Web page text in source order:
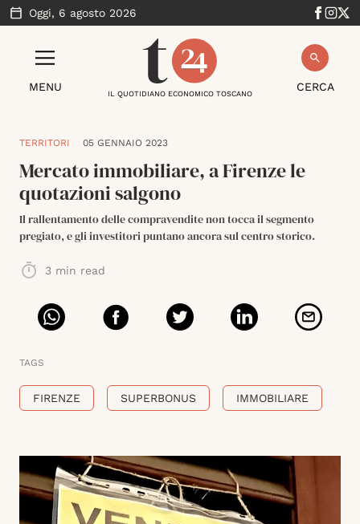
Oggi, 6 agosto 2026
MENU CERCA
IL QUOTIDIANO ECONOMICO TOSCANO
TERRITORI 05 GENNAIO 2023
Mercato immobiliare, a Firenze le
quotazioni salgono
Il rallentamento delle compravendite non tocca il segmento
pregiato, e gli investitori puntano ancora sul centro storico.
3 min read
TAGS
FIRENZE SUPERBONUS IMMOBILIARE